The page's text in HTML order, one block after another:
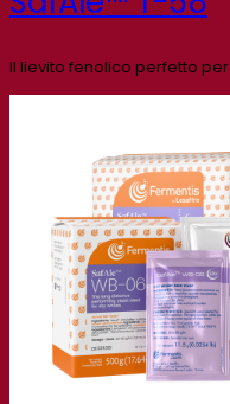
Il lievito fenolico perfetto